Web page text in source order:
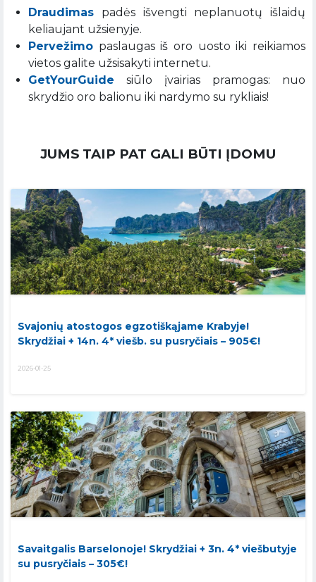
Draudimas padės išvengti neplanuotų išlaidų
keliaujant užsienyje.
Pervežimo paslaugas iš oro uosto iki reikiamos
vietos galite užsisakyti internetu.
GetYourGuide siūlo įvairias pramogas: nuo
skrydžio oro balionu iki nardymo su rykliais!
JUMS TAIP PAT GALI BŪTI ĮDOMU
Svajonių atostogos egzotiškąjame Krabyje!
Skrydžiai + 14n. 4* viešb. su pusryčiais – 905€!
2026-01-25
Savaitgalis Barselonoje! Skrydžiai + 3n. 4* viešbutyje
su pusryčiais – 305€!